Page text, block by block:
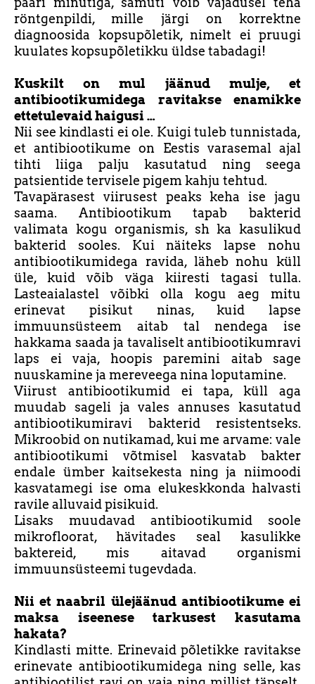
röntgenpildi, mille järgi on korrektne
diagnoosida kopsupõletik, nimelt ei pruugi
kuulates kopsupõletikku üldse tabadagi!
Kuskilt on mul jäänud mulje, et
antibiootikumidega ravitakse enamikke
ettetulevaid haigusi …
Nii see kindlasti ei ole. Kuigi tuleb tunnistada,
et antibiootikume on Eestis varasemal ajal
tihti liiga palju kasutatud ning seega
patsientide tervisele pigem kahju tehtud.
Tavapärasest viirusest peaks keha ise jagu
saama. Antibiootikum tapab bakterid
valimata kogu organismis, sh ka kasulikud
bakterid sooles. Kui näiteks lapse nohu
antibiootikumidega ravida, läheb nohu küll
üle, kuid võib väga kiiresti tagasi tulla.
Lasteaialastel võibki olla kogu aeg mitu
erinevat pisikut ninas, kuid lapse
immuunsüsteem aitab tal nendega ise
hakkama saada ja tavaliselt antibiootikumravi
laps ei vaja, hoopis paremini aitab sage
nuuskamine ja mereveega nina loputamine.
Viirust antibiootikumid ei tapa, küll aga
muudab sageli ja vales annuses kasutatud
antibiootikumiravi bakterid resistentseks.
Mikroobid on nutikamad, kui me arvame: vale
antibiootikumi võtmisel kasvatab bakter
endale ümber kaitsekesta ning ja niimoodi
kasvatamegi ise oma elukeskkonda halvasti
ravile alluvaid pisikuid.
Lisaks muudavad antibiootikumid soole
mikrofloorat, hävitades seal kasulikke
baktereid, mis aitavad organismi
immuunsüsteemi tugevdada.
Nii et naabril ülejäänud antibiootikume ei
maksa iseenese tarkusest kasutama
hakata?
Kindlasti mitte. Erinevaid põletikke ravitakse
erinevate antibiootikumidega ning selle, kas